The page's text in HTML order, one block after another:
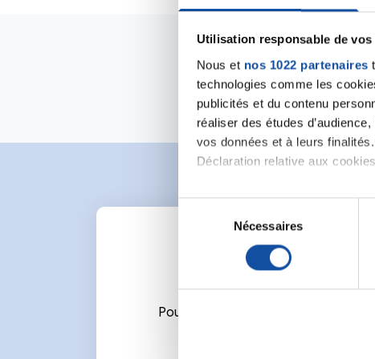
Utilisation responsable de vos
Nous et nos 1022 partenaires
technologies comme les
publicités et du contenu
réaliser des études
vos données et à leurs
Déclaration relative aux
Si vous le permettez, nous
Collecter des
digitales).
Pour en savoir plus sur le
. Vous pouvez
S
Nécessaires
Pour écrire un commentaire ou